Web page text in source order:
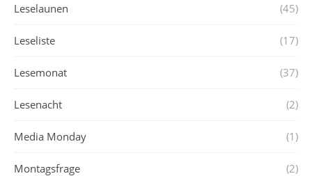
Leselaunen (45)
Leseliste (17)
Lesemonat (37)
Lesenacht (2)
Media Monday (1)
Montagsfrage (2)